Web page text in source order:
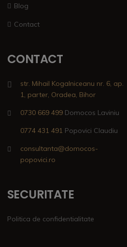
Blog
Contact
CONTACT
str. Mihail Kogalniceanu nr. 6, ap.
1, parter, Oradea, Bihor
0730 669 499 Domocos Laviniu
0774 431 491 Popovici Claudiu
consultanta@domocos-
popovici.ro
SECURITATE
Politica de confidentialitate